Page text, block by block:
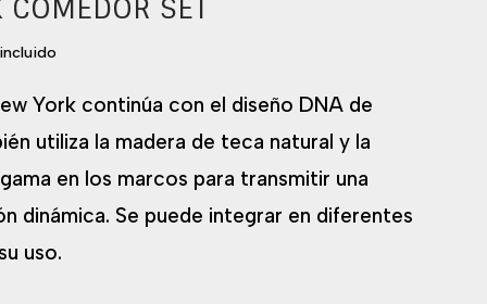
COMEDOR SET
York continúa con el diseño DNA de
utiliza la madera de teca natural y la
en los marcos para transmitir una
dinámica. Se puede integrar en diferentes
uso.